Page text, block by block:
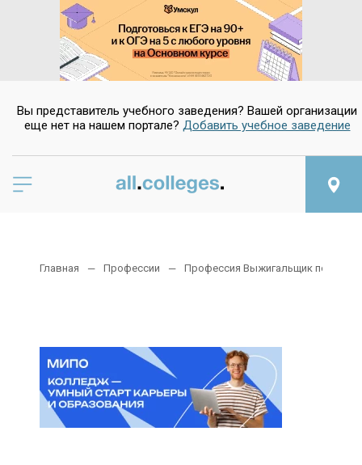
Вы представитель учебного заведения? Вашей организации
еще нет на нашем портале? Добавить учебное заведение
Главная Профессии Профессия Выжигальщик по